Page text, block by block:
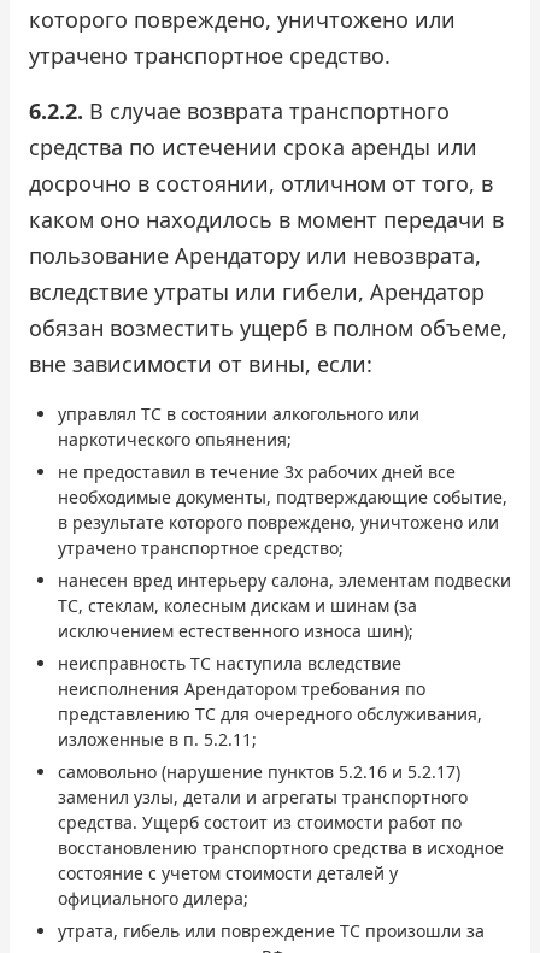
которого повреждено, уничтожено или
утрачено транспортное средство.
6.2.2. В случае возврата транспортного
средства по истечении срока аренды или
досрочно в состоянии, отличном от того, в
каком оно находилось в момент передачи в
пользование Арендатору или невозврата,
вследствие утраты или гибели, Арендатор
обязан возместить ущерб в полном объеме,
вне зависимости от вины, если:
управлял ТС в состоянии алкогольного или
наркотического опьянения;
не предоставил в течение 3х рабочих дней все
необходимые документы, подтверждающие событие,
в результате которого повреждено, уничтожено или
утрачено транспортное средство;
нанесен вред интерьеру салона, элементам подвески
ТС, стеклам, колесным дискам и шинам (за
исключением естественного износа шин);
неисправность ТС наступила вследствие
неисполнения Арендатором требования по
представлению ТС для очередного обслуживания,
изложенные в п. 5.2.11;
самовольно (нарушение пунктов 5.2.16 и 5.2.17)
заменил узлы, детали и агрегаты транспортного
средства. Ущерб состоит из стоимости работ по
восстановлению транспортного средства в исходное
состояние с учетом стоимости деталей у
официального дилера;
утрата, гибель или повреждение ТС произошли за